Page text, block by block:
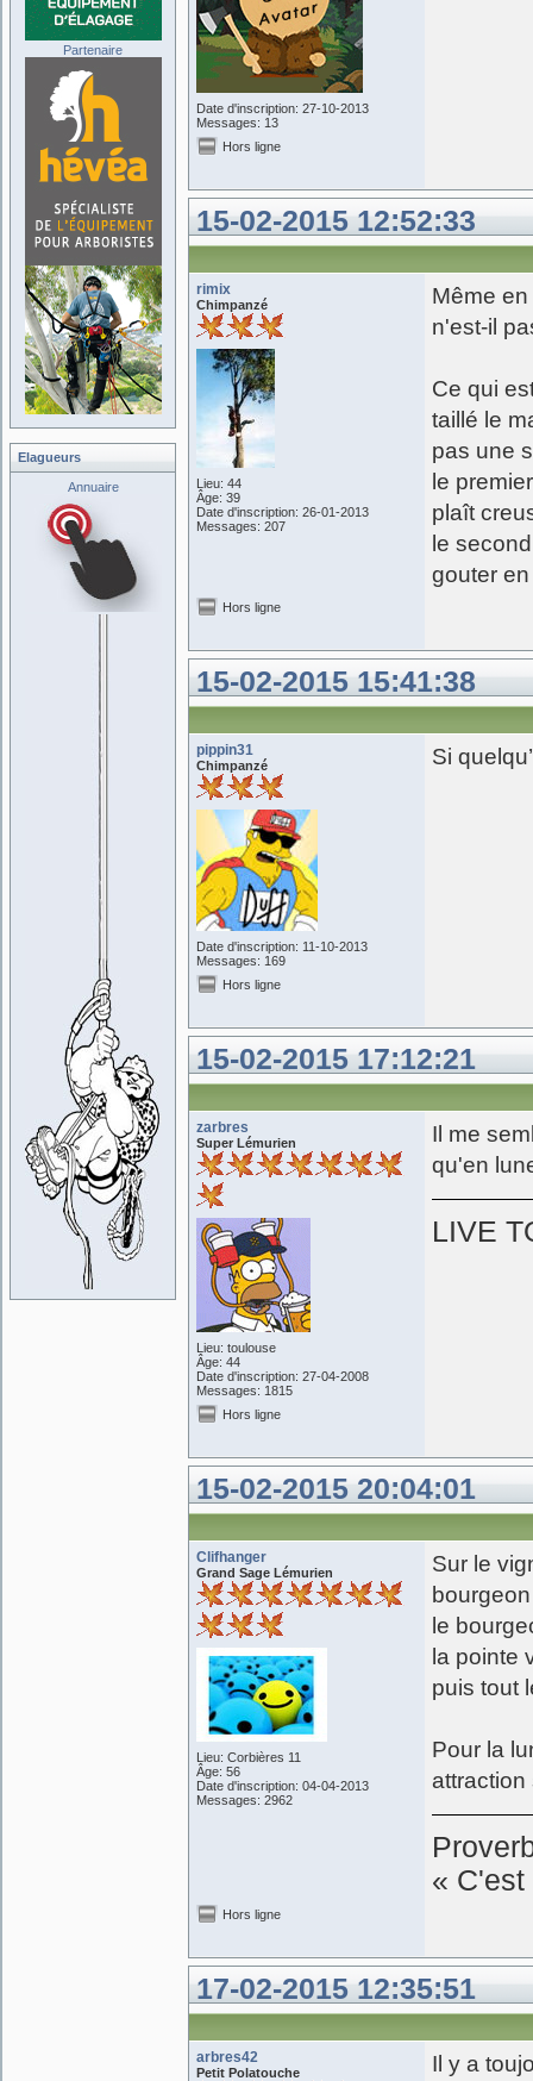
Date d'inscription: 27-10-2013
Messages: 13
Hors ligne
15-02-2015 12:52:33
rimix
Chimpanzé
Lieu: 44
Âge: 39
Date d'inscription: 26-01-2013
Messages: 207
Même
n'est-il
Ce qui
taillé le
pas une
le
plaît
le
gouter
Hors ligne
15-02-2015 15:41:38
pippin31
Chimpanzé
Date d'inscription: 11-10-2013
Messages: 169
Si
Hors ligne
15-02-2015 17:12:21
zarbres
Super Lémurien
Lieu: toulouse
Âge: 44
Date d'inscription: 27-04-2008
Messages: 1815
Il me
qu'en
LIVE
Hors ligne
15-02-2015 20:04:01
Clifhanger
Grand Sage Lémurien
Lieu: Corbières 11
Âge: 56
Date d'inscription: 04-04-2013
Messages: 2962
Sur le
le
la pointe
puis tout
Pour la
attraction
«
Hors ligne
17-02-2015 12:35:51
arbres42
Petit Polatouche
Il y a
Partenaire
Elagueurs
Annuaire